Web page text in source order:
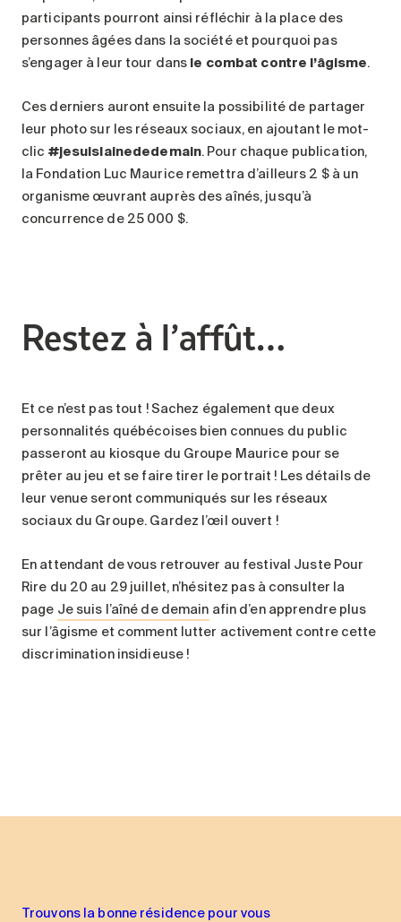
participants pourront ainsi réfléchir à la place des
personnes âgées dans la société et pourquoi pas
s’engager à leur tour dans le combat contre l’âgisme.
Ces derniers auront ensuite la possibilité de partager
leur photo sur les réseaux sociaux, en ajoutant le mot-
clic #jesuislainededemain. Pour chaque publication,
la Fondation Luc Maurice remettra d’ailleurs 2 $ à un
organisme œuvrant auprès des aînés, jusqu’à
concurrence de 25 000 $.
Restez à l’affût…
Et ce n’est pas tout ! Sachez également que deux
personnalités québécoises bien connues du public
passeront au kiosque du Groupe Maurice pour se
prêter au jeu et se faire tirer le portrait ! Les détails de
leur venue seront communiqués sur les réseaux
sociaux du Groupe. Gardez l’œil ouvert !
En attendant de vous retrouver au festival Juste Pour
Rire du 20 au 29 juillet, n’hésitez pas à consulter la
page Je suis l’aîné de demain afin d’en apprendre plus
sur l’âgisme et comment lutter activement contre cette
discrimination insidieuse !
Trouvons la bonne résidence pour vous